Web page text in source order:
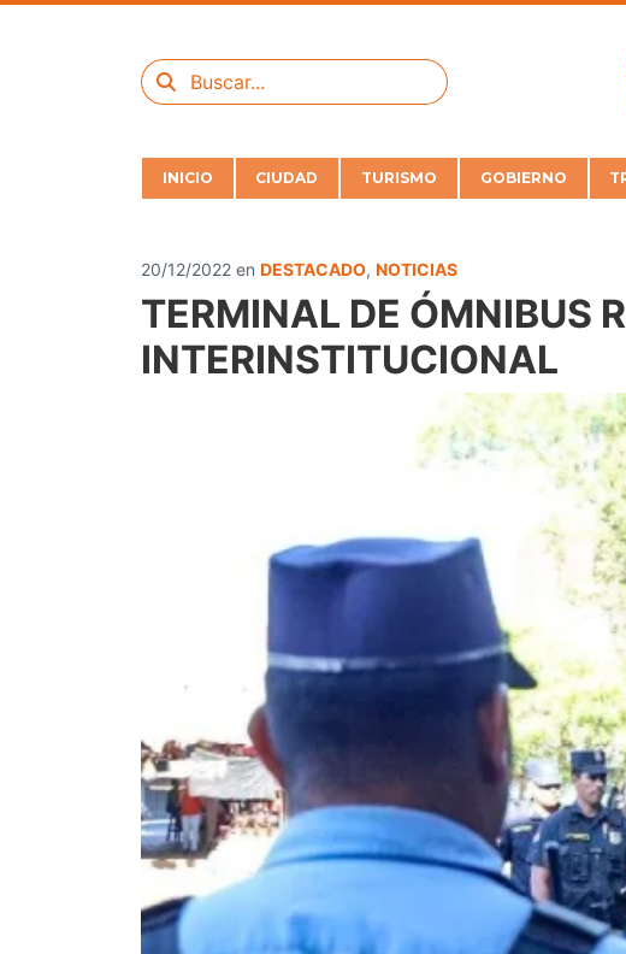
INICIO CIUDAD TURISMO GOBIERNO
20/12/2022 en DESTACADO, NOTICIAS
TERMINAL DE ÓMNIBUS
INTERINSTITUCIONAL